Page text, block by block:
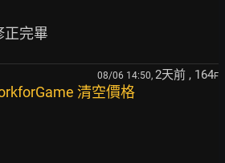
08/06 14:50, 2天前 , 164F
清空價格